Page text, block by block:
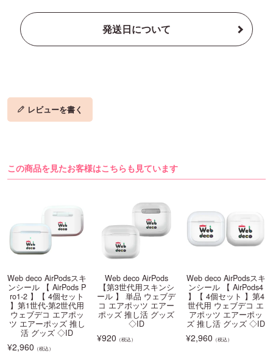
発送日について
レビューを書く
この商品を見たお客様はこちらも見ています
Web deco AirPodsスキ
ンシール 【 AirPods P
ro1-2 】【 4個セット
】第1世代-第2世代用
ウェブデコ エアポッ
ツ エアーポッズ 推し
活 グッズ ◇ID
¥2,960 （税込）
Web deco AirPods
【第3世代用スキンシ
ール 】 単品 ウェブデ
コ エアポッツ エアー
ポッズ 推し活 グッズ
◇ID
¥920 （税込）
Web deco AirPodsスキ
ンシール 【 AirPods4
】【 4個セット 】第4
世代用 ウェブデコ エ
アポッツ エアーポッ
ズ 推し活 グッズ ◇ID
¥2,960 （税込）